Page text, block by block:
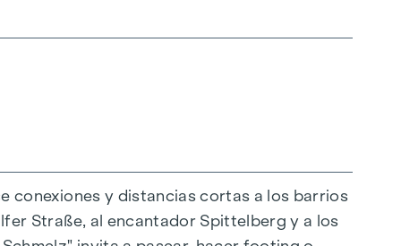
conexiones y distancias cortas a los barrios
Straße, al encantador Spittelberg y a los